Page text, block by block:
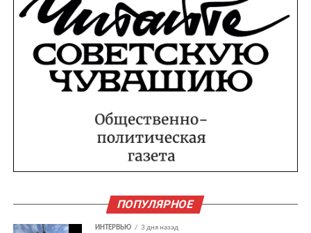
ПОПУЛЯРНОЕ
ИНТЕРВЬЮ 3 дня назад